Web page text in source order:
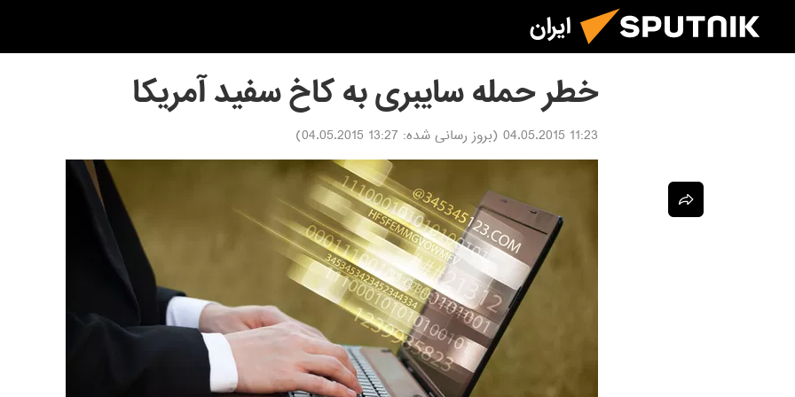
ایران
خطر حمله سایبری به کاخ سفید آمریکا
11:23 04.05.2015 (بروز رسانی شده: 13:27 04.05.2015
)